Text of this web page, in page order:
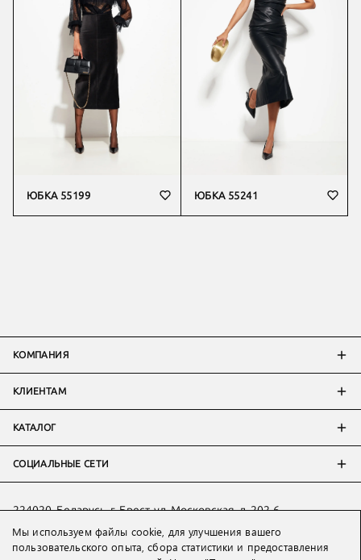
ЮБКА 55199 ЮБКА 55241
КОМПАНИЯ
КЛИЕНТАМ
КАТАЛОГ
СОЦИАЛЬНЫЕ СЕТИ
224020, Беларусь, г. Брест, ул. Московская, д. 202-6
Тел:+7 993 398 36 60(WhatsApp
Тел:+375 29 205 80 10( WhatsApp,Viber)
Мы используем файлы cookie, для улучшения вашего
пользовательского опыта, сбора статистики и предоставления